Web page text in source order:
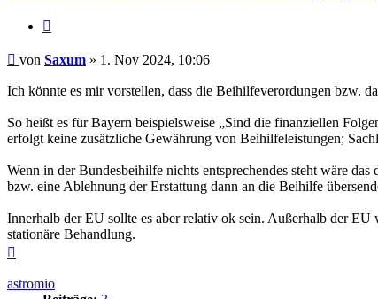
Beitrag
von Saxum » 1. Nov 2024, 10:06
Ich könnte es mir vorstellen, dass die Beihilfeverordungen bzw.
So heißt es für Bayern beispielsweise „Sind die finanziellen
erfolgt keine zusätzliche Gewährung von Beihilfeleistungen;
Wenn in der Bundesbeihilfe nichts entsprechendes steht wäre
bzw. eine Ablehnung der Erstattung dann an die Beihilfe
Innerhalb der EU sollte es aber relativ ok sein. Außerhalb der
stationäre Behandlung.
astromio